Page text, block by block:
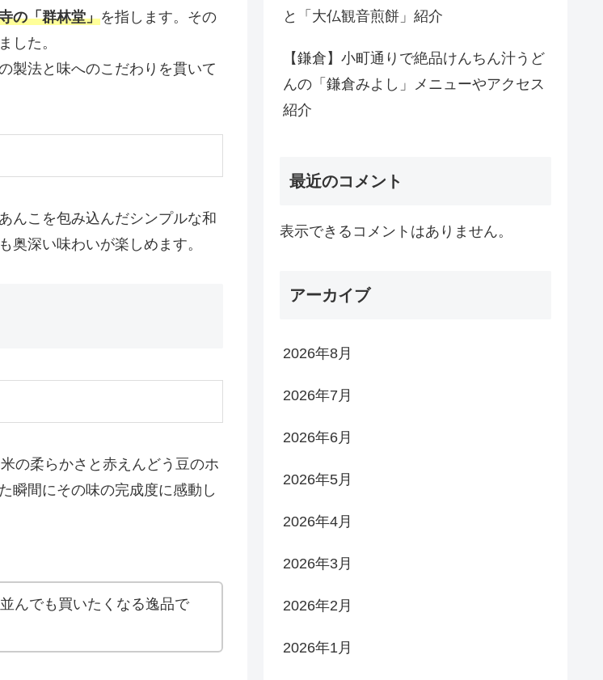
の「群林堂」を指します。その
した。
製法と味へのこだわりを貫いて
んこを包み込んだシンプルな和
奥深い味わいが楽しめます。
の柔らかさと赤えんどう豆のホ
瞬間にその味の完成度に感動し
んでも買いたくなる逸品で
と「大仏観音煎餅」紹介
【鎌倉】小町通りで絶品けんちん汁うど
んの「鎌倉みよし」メニューやアクセス
紹介
最近のコメント
表示できるコメントはありません。
アーカイブ
2026年8月
2026年7月
2026年6月
2026年5月
2026年4月
2026年3月
2026年2月
2026年1月